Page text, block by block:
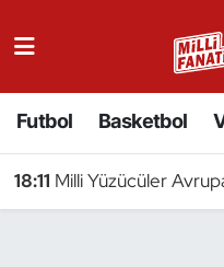
Futbol Basketbol
18:11 Milli Yüzücüler
Badminton